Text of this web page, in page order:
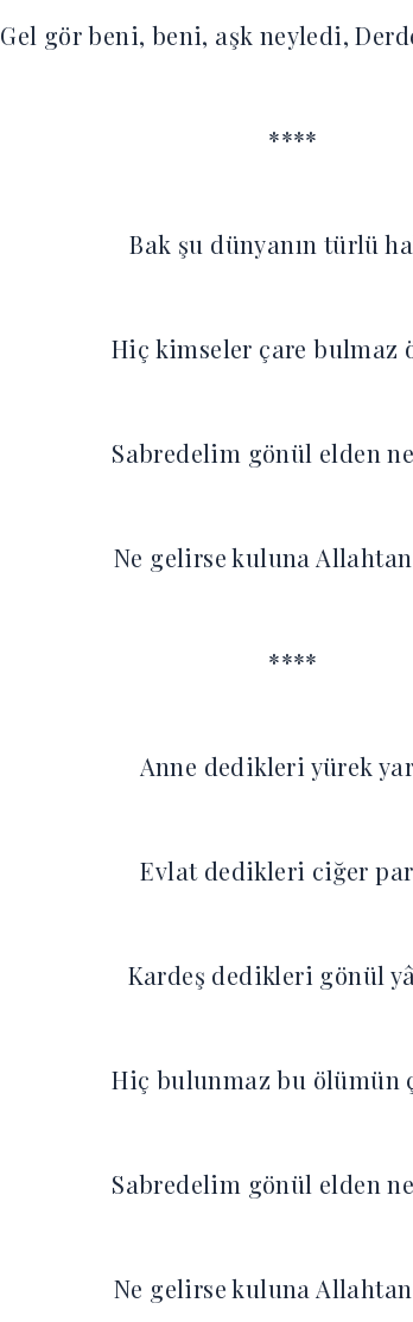
Gel gör beni, beni, aşk neyledi,
****
Bak şu dünyanın türlü
Hiç kimseler çare bulmaz
Sabredelim gönül elden
Ne gelirse kuluna
****
Anne dedikleri yürek
Evlat dedikleri ciğer
Kardeş dedikleri gönül
Hiç bulunmaz bu ölümün
Sabredelim gönül elden
Ne gelirse kuluna